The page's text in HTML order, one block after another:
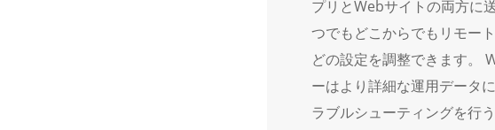
プリとWebサイトの両方に
つでもどこからでもリモー
どの設定を調整できます。
ーはより詳細な運用データ
ラブルシューティングを行